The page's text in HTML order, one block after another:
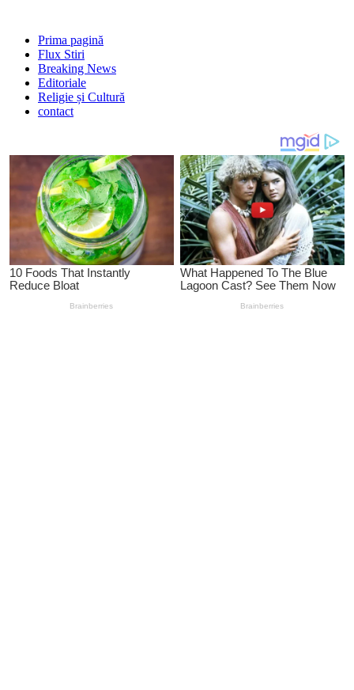
Prima pagină
Flux Stiri
Breaking News
Editoriale
Religie și Cultură
contact